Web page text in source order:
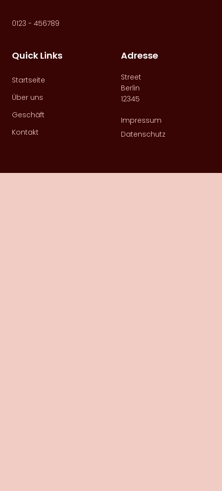
0123 - 456789
Quick Links
Startseite
Über uns
Geschäft
Kontakt
Adresse
Street
Berlin
12345
Impressum
Datenschutz